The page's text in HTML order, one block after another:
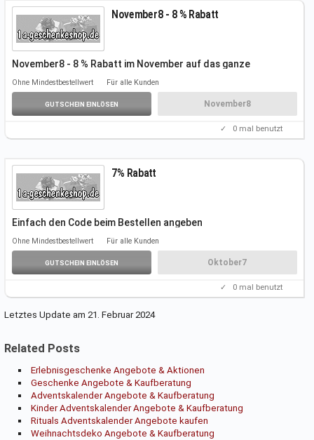
November8 - 8 % Rabatt
November8 - 8 % Rabatt im November auf das ganze
Ohne Mindestbestellwert Für alle Kunden
GUTSCHEIN EINLÖSEN November8
✓ 0 mal benutzt
7% Rabatt
Einfach den Code beim Bestellen angeben
Ohne Mindestbestellwert Für alle Kunden
GUTSCHEIN EINLÖSEN Oktober7
✓ 0 mal benutzt
Letztes Update am 21. Februar 2024
Related Posts
Erlebnisgeschenke Angebote & Aktionen
Geschenke Angebote & Kaufberatung
Adventskalender Angebote & Kaufberatung
Kinder Adventskalender Angebote & Kaufberatung
Rituals Adventskalender Angebote kaufen
Weihnachtsdeko Angebote & Kaufberatung